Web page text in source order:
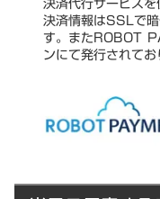
決済情報はSSLで
す。またROBOT
ンにて発行されてお